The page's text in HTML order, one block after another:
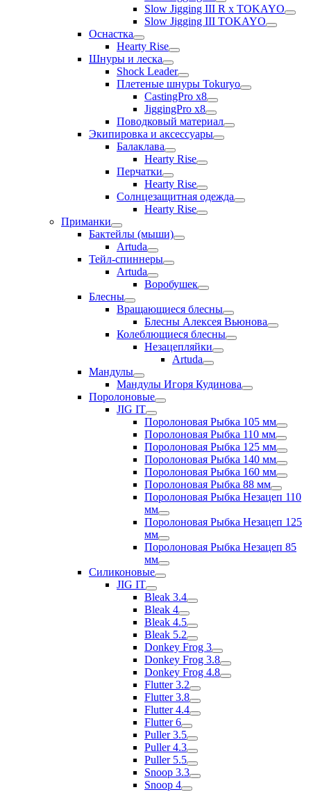
Slow Jigging III R x TOKAYO
Slow Jigging III TOKAYO
Оснастка
Hearty Rise
Шнуры и леска
Shock Leader
Плетеные шнуры Tokuryo
CastingPro x8
JiggingPro x8
Поводковый материал
Экипировка и аксессуары
Балаклава
Hearty Rise
Перчатки
Hearty Rise
Солнцезащитная одежда
Hearty Rise
Приманки
Бактейлы (мыши)
Artuda
Тейл-спиннеры
Artuda
Воробушек
Блесны
Вращающиеся блесны
Блесны Алексея Вьюнова
Колеблющиеся блесны
Незацепляйки
Artuda
Мандулы
Мандулы Игоря Кудинова
Поролоновые
JIG IT
Поролоновая Рыбка 105 мм
Поролоновая Рыбка 110 мм
Поролоновая Рыбка 125 мм
Поролоновая Рыбка 140 мм
Поролоновая Рыбка 160 мм
Поролоновая Рыбка 88 мм
Поролоновая Рыбка Незацеп 110
мм
Поролоновая Рыбка Незацеп 125
мм
Поролоновая Рыбка Незацеп 85
мм
Силиконовые
JIG IT
Bleak 3.4
Bleak 4
Bleak 4.5
Bleak 5.2
Donkey Frog 3
Donkey Frog 3.8
Donkey Frog 4.8
Flutter 3.2
Flutter 3.8
Flutter 4.4
Flutter 6
Puller 3.5
Puller 4.3
Puller 5.5
Snoop 3.3
Snoop 4